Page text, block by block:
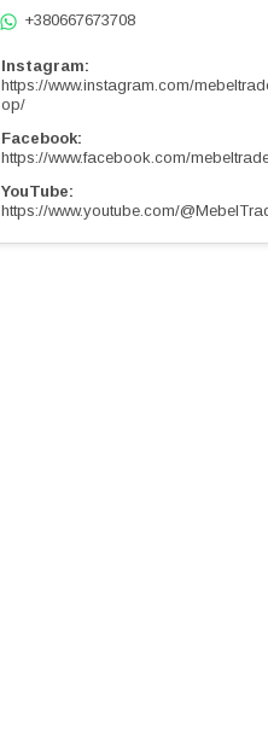
+380667673708
Instagram
https://www.instagram.com/
op/
Facebook
https://www.facebook.com/
YouTube
https://www.youtube.com/